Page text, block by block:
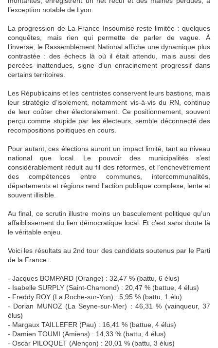
l’exception notable de Lyon.
La progression de La France Insoumise reste limitée : quelques
conquêtes, mais rien qui permette de parler de vague. À
l’inverse, le Rassemblement National affiche une dynamique plus
contrastée : des échecs là où il était attendu, mais aussi des
percées inattendues, signe d’un enracinement progressif dans
certains territoires.
Les Républicains et les centristes conservent leurs bastions, mais
leur stratégie d’isolement, notamment vis-à-vis du RN, continue
de leur coûter cher électoralement. Ce positionnement, souvent
perçu comme stupide par les électeurs, semble déconnecté des
recompositions politiques en cours.
Pour autant, ces élections auront un impact limité, tant au niveau
national que local. Le pouvoir des municipalités s’est
considérablement réduit au fil des réformes, et l’enchevêtrement
des compétences entre communes, intercommunalités,
départements et régions rend l’action publique complexe, lente et
souvent illisible.
Au final, ce scrutin illustre moins un basculement politique qu’un
affaiblissement du lien démocratique local. Et c’est sans doute là
le véritable enjeu.
Voici les résultats au 2nd tour des candidats soutenus par le Parti
de la France :
- Jacques BOMPARD (Orange) : 32,47 % (battu, 6 élus)
- Isabelle SURPLY (Saint-Chamond) : 20,47 % (battue, 4 élus)
- Freddy ROY (La Roche-sur-Yon) : 5,95 % (battu, 1 élu)
- Dorian MUNOZ (La Seyne-sur-Mer) : 46,31 % (vainqueur, 37
élus)
- Margaux TAILLEFER (Pau) : 16,41 % (battue, 4 élus)
- Damien TOUMI (Amiens) : 14,33 % (battu, 4 élus)
- Oscar PILOQUET (Alençon) : 20,01 % (battu, 3 élus)